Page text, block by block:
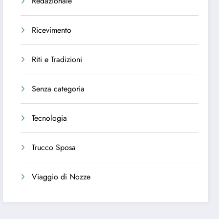
Ricevimento
Riti e Tradizioni
Senza categoria
Tecnologia
Trucco Sposa
Viaggio di Nozze